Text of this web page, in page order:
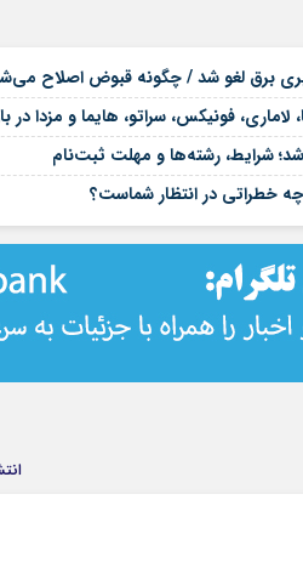
فونیکس، سراتو، هایما و مزدا در
شرایط، رشته‌ها و مهلت ثبت‌نام
خطراتی در انتظار شماست؟